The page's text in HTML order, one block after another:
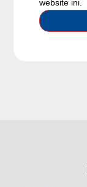
website ini.